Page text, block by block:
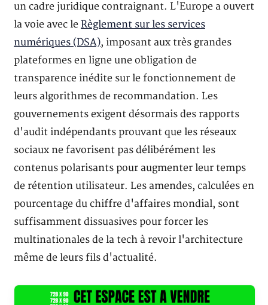
un cadre juridique contraignant. L'Europe a ouvert
la voie avec le Règlement sur les services
numériques (DSA), imposant aux très grandes
plateformes en ligne une obligation de
transparence inédite sur le fonctionnement de
leurs algorithmes de recommandation. Les
gouvernements exigent désormais des rapports
d'audit indépendants prouvant que les réseaux
sociaux ne favorisent pas délibérément les
contenus polarisants pour augmenter leur temps
de rétention utilisateur. Les amendes, calculées en
pourcentage du chiffre d'affaires mondial, sont
suffisamment dissuasives pour forcer les
multinationales de la tech à revoir l'architecture
même de leurs fils d'actualité.